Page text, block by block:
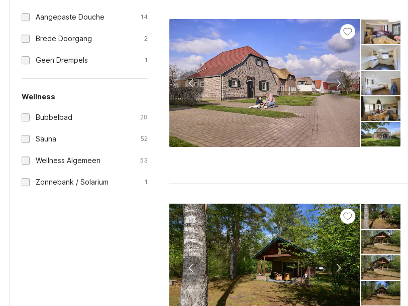
Aangepaste Douche 14
Brede Doorgang 2
Geen Drempels 1
Wellness
Bubbelbad 28
Sauna 52
Wellness Algemeen 53
Zonnebank / Solarium 1